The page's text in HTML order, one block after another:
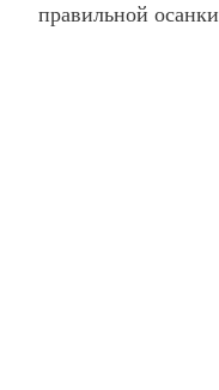
правильной осанки